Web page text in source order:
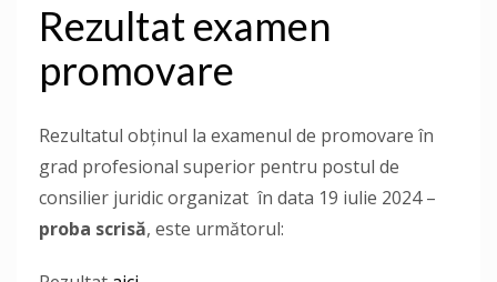
Rezultat examen
promovare
Rezultatul obținul la examenul de promovare în
grad profesional superior pentru postul de
consilier juridic organizat în data 19 iulie 2024 –
proba scrisă, este următorul: